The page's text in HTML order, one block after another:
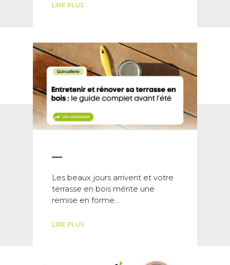
LIRE PLUS
Les beaux jours arrivent et votre
terrasse en bois mérite une
remise en forme...
LIRE PLUS